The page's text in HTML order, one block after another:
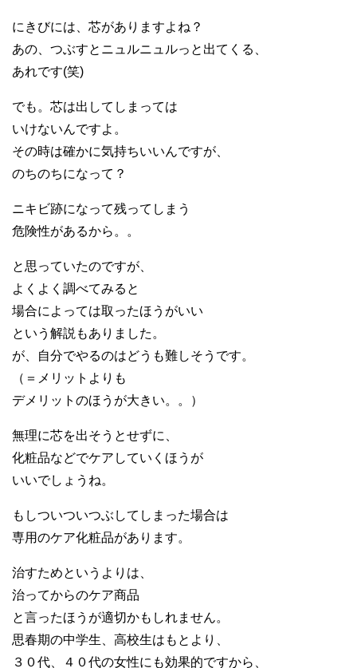
にきびには、芯がありますよね？
あの、つぶすとニュルニュルっと出てくる、
あれです(笑)
でも。芯は出してしまっては
いけないんですよ。
その時は確かに気持ちいいんですが、
のちのちになって？
ニキビ跡になって残ってしまう
危険性があるから。。
と思っていたのですが、
よくよく調べてみると
場合によっては取ったほうがいい
という解説もありました。
が、自分でやるのはどうも難しそうです。
（＝メリットよりも
デメリットのほうが大きい。。）
無理に芯を出そうとせずに、
化粧品などでケアしていくほうが
いいでしょうね。
もしついついつぶしてしまった場合は
専用のケア化粧品があります。
治すためというよりは、
治ってからのケア商品
と言ったほうが適切かもしれません。
思春期の中学生、高校生はもとより、
３０代、４０代の女性にも効果的ですから、